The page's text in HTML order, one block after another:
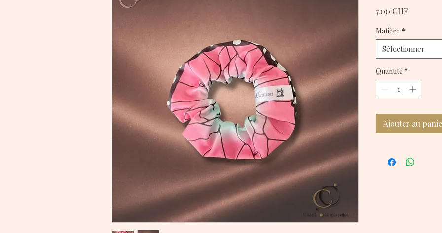
7.00 CHFPrix
Matière *
Sélectionner
Quantité *
Ajouter au